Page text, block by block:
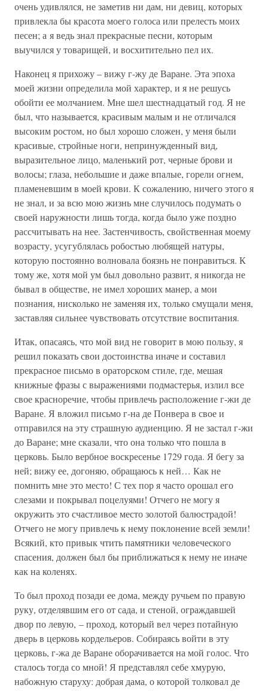
очень удивлялся, не заметив ни дам, ни девиц, которых
привлекла бы красота моего голоса или прелесть моих
песен; а я ведь знал прекрасные песни, которым
выучился у товарищей, и восхитительно пел их.
Наконец я прихожу – вижу г-жу де Варане. Эта эпоха
моей жизни определила мой характер, и я не решусь
обойти ее молчанием. Мне шел шестнадцатый год. Я не
был, что называется, красивым малым и не отличался
высоким ростом, но был хорошо сложен, у меня были
красивые, стройные ноги, непринужденный вид,
выразительное лицо, маленький рот, черные брови и
волосы; глаза, небольшие и даже впалые, горели огнем,
пламеневшим в моей крови. К сожалению, ничего этого я
не знал, и за всю мою жизнь мне случилось подумать о
своей наружности лишь тогда, когда было уже поздно
рассчитывать на нее. Застенчивость, свойственная моему
возрасту, усугублялась робостью любящей натуры,
которую постоянно волновала боязнь не понравиться. К
тому же, хотя мой ум был довольно развит, я никогда не
бывал в обществе, не имел хороших манер, а мои
познания, нисколько не заменяя их, только смущали меня,
заставляя сильнее чувствовать отсутствие воспитания.
Итак, опасаясь, что мой вид не говорит в мою пользу, я
решил показать свои достоинства иначе и составил
прекрасное письмо в ораторском стиле, где, мешая
книжные фразы с выражениями подмастерья, излил все
свое красноречие, чтобы привлечь расположение г-жи де
Варане. Я вложил письмо г-на де Понвера в свое и
отправился на эту страшную аудиенцию. Я не застал г-жи
до Варане; мне сказали, что она только что пошла в
церковь. Было вербное воскресенье 1729 года. Я бегу за
ней; вижу ее, догоняю, обращаюсь к ней… Как не
помнить мне это место! С тех пор я часто орошал его
слезами и покрывал поцелуями! Отчего не могу я
окружить это счастливое место золотой балюстрадой!
Отчего не могу привлечь к нему поклонение всей земли!
Всякий, кто привык чтить памятники человеческого
спасения, должен был бы приближаться к нему не иначе
как на коленях.
То был проход позади ее дома, между ручьем по правую
руку, отделявшим его от сада, и стеной, ограждавшей
двор по левую, – проход, который вел через потайную
дверь в церковь кордельеров. Собираясь войти в эту
церковь, г-жа де Варане оборачивается на мой голос. Что
сталось тогда со мной! Я представлял себе хмурую,
набожную старуху: добрая дама, о которой толковал де